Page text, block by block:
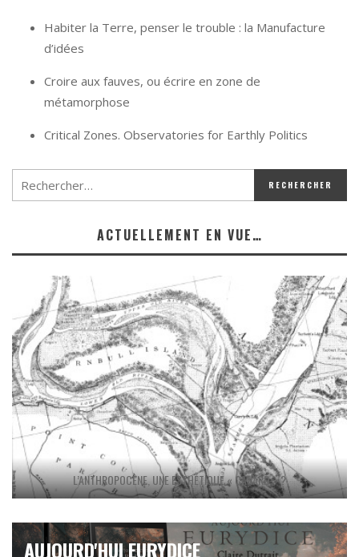
Habiter la Terre, penser le trouble : la Manufacture
d’idées
Croire aux fauves, ou écrire en zone de
métamorphose
Critical Zones. Observatories for Earthly Politics
ACTUELLEMENT EN VUE…
L’ANTHROPOCÈNE, UNE ESTHÉTIQUE « CANARD » ?
AUJOURD'HUI EURYDICE